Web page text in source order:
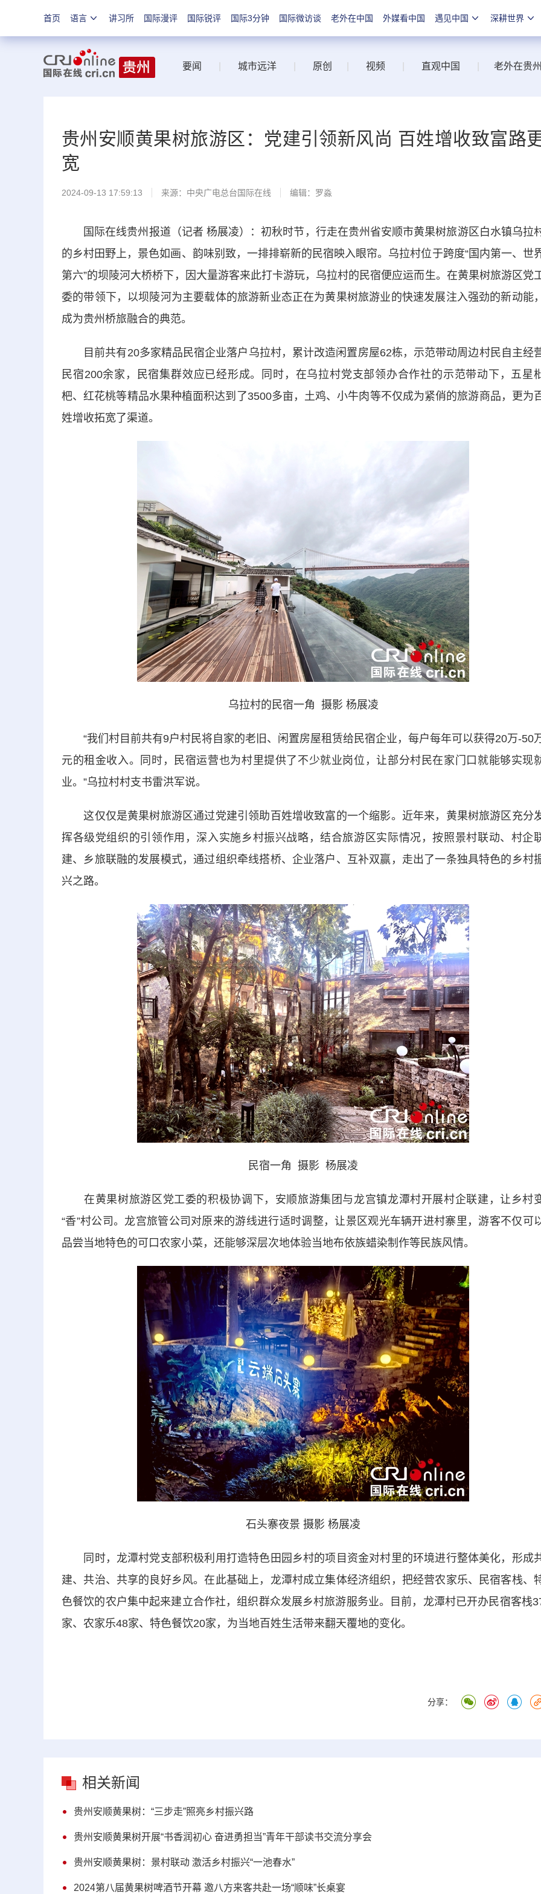
首页 语言 讲习所 国际漫评 国际锐评 国际3分钟 国际微访谈 老外在中国 外媒看中国 遇见中国 深耕世界
要闻 城市远洋 原创 视频 直观中国 老外在贵
贵州安顺黄果树旅游区：党建引领新风尚 百姓增收致富路
宽
2024-09-13 17:59:13 来源：中央广电总台国际在线 编辑：罗淼
国际在线贵州报道（记者 杨展凌）：初秋时节，行走在贵州省安顺市黄果树旅游区白水镇乌拉
的乡村田野上，景色如画、韵味别致，一排排崭新的民宿映入眼帘。乌拉村位于跨度“国内第一、世
第六”的坝陵河大桥桥下，因大量游客来此打卡游玩，乌拉村的民宿便应运而生。在黄果树旅游区党
委的带领下，以坝陵河为主要载体的旅游新业态正在为黄果树旅游业的快速发展注入强劲的新动能
成为贵州桥旅融合的典范。
目前共有20多家精品民宿企业落户乌拉村，累计改造闲置房屋62栋，示范带动周边村民自主经
民宿200余家，民宿集群效应已经形成。同时，在乌拉村党支部领办合作社的示范带动下，五星
杷、红花桃等精品水果种植面积达到了3500多亩，土鸡、小牛肉等不仅成为紧俏的旅游商品，更为
姓增收拓宽了渠道。
乌拉村的民宿一角 摄影 杨展凌
“我们村目前共有9户村民将自家的老旧、闲置房屋租赁给民宿企业，每户每年可以获得20万-50
元的租金收入。同时，民宿运营也为村里提供了不少就业岗位，让部分村民在家门口就能够实现
业。”乌拉村村支书雷洪军说。
这仅仅是黄果树旅游区通过党建引领助百姓增收致富的一个缩影。近年来，黄果树旅游区充分
挥各级党组织的引领作用，深入实施乡村振兴战略，结合旅游区实际情况，按照景村联动、村企
建、乡旅联融的发展模式，通过组织牵线搭桥、企业落户、互补双赢，走出了一条独具特色的乡村
兴之路。
民宿一角 摄影 杨展凌
在黄果树旅游区党工委的积极协调下，安顺旅游集团与龙宫镇龙潭村开展村企联建，让乡村
“香”村公司。龙宫旅管公司对原来的游线进行适时调整，让景区观光车辆开进村寨里，游客不仅可
品尝当地特色的可口农家小菜，还能够深层次地体验当地布依族蜡染制作等民族风情。
石头寨夜景 摄影 杨展凌
同时，龙潭村党支部积极利用打造特色田园乡村的项目资金对村里的环境进行整体美化，形成
建、共治、共享的良好乡风。在此基础上，龙潭村成立集体经济组织，把经营农家乐、民宿客栈、
色餐饮的农户集中起来建立合作社，组织群众发展乡村旅游服务业。目前，龙潭村已开办民宿客栈
家、农家乐48家、特色餐饮20家，为当地百姓生活带来翻天覆地的变化。
分享：
相关新闻
贵州安顺黄果树：“三步走”照亮乡村振兴路
贵州安顺黄果树开展“书香润初心 奋进勇担当”青年干部读书交流分享会
贵州安顺黄果树：景村联动 激活乡村振兴“一池春水”
2024第八届黄果树啤酒节开幕 邀八方来客共赴一场“顺味”长桌宴